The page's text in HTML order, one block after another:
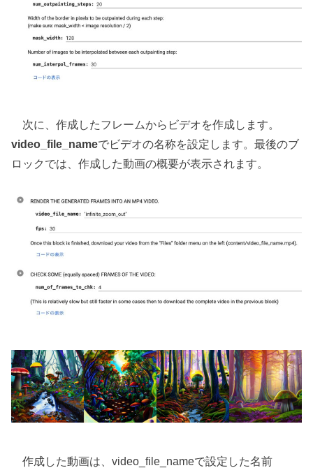
次に、作成したフレームからビデオを作成します。
video_file_nameでビデオの名称を設定します。最後のブ
ロックでは、作成した動画の概要が表示されます。
作成した動画は、video_file_nameで設定した名前